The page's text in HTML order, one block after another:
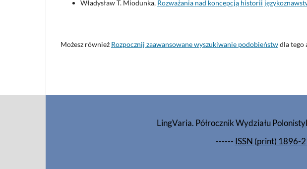
Władysław T. Miodunka, Rozważania nad koncepcją historii
Możesz również Rozpocznij zaawansowane wyszukiwanie podobieństwdla tego
LingVaria. Półrocznik Wydziału
------ ISSN (print) 1896-